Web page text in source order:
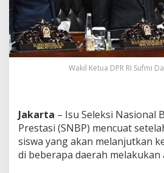
B
P
,
D
P
g
e
a
P
Wakil Ketua DPR RI Sufmi
Jakarta – Isu Seleksi Nasional
Prestasi (SNBP) mencuat
siswa yang akan melanjutkan
di beberapa daerah melakukan